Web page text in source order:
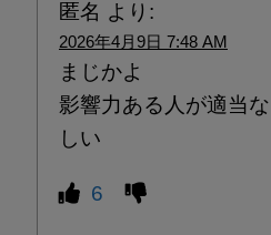
匿名 より:
2026年4月9日 7:48 AM
まじかよ
影響力ある人が適当
しい
6